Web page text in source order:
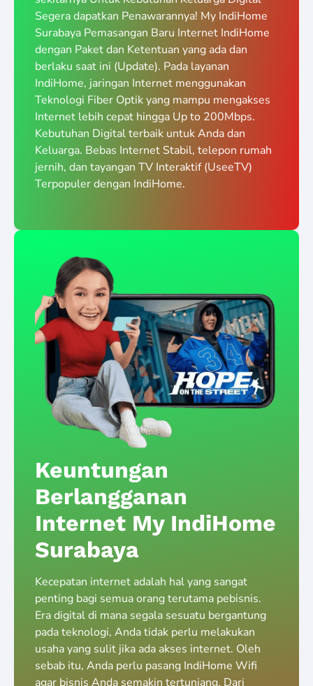
Segera dapatkan Penawarannya! My IndiHome
Surabaya Pemasangan Baru Internet IndiHome
dengan Paket dan Ketentuan yang ada dan
berlaku saat ini (Update). Pada layanan
IndiHome, jaringan Internet menggunakan
Teknologi Fiber Optik yang mampu mengakses
Internet lebih cepat hingga Up to 200Mbps.
Kebutuhan Digital terbaik untuk Anda dan
Keluarga. Bebas Internet Stabil, telepon rumah
jernih, dan tayangan TV Interaktif (UseeTV)
Terpopuler dengan IndiHome.
Keuntungan
Berlangganan
Internet My IndiHome
Surabaya
Kecepatan internet adalah hal yang sangat
penting bagi semua orang terutama pebisnis.
Era digital di mana segala sesuatu bergantung
pada teknologi, Anda tidak perlu melakukan
usaha yang sulit jika ada akses internet. Oleh
sebab itu, Anda perlu pasang IndiHome Wifi
agar bisnis Anda semakin tertunjang. Dari